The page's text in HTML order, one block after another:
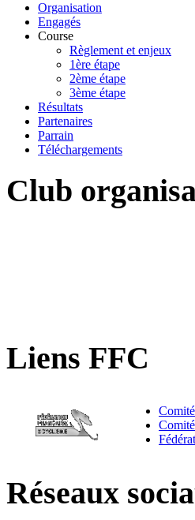
Organisation
Engagés
Course
Règlement et enjeux
1ère étape
2ème étape
3ème étape
Résultats
Partenaires
Parrain
Téléchargements
Club
Liens FFC
Réseaux